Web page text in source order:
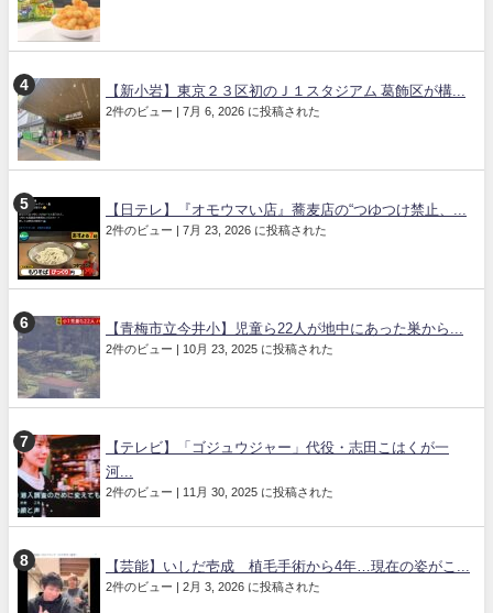
【新小岩】東京２３区初のＪ１スタジアム 葛飾区が構...
2件のビュー | 7月 6, 2026 に投稿された
【日テレ】『オモウマい店』蕎麦店の“つゆつけ禁止、...
2件のビュー | 7月 23, 2026 に投稿された
【青梅市立今井小】児童ら22人が地中にあった巣から...
2件のビュー | 10月 23, 2025 に投稿された
【テレビ】「ゴジュウジャー」代役・志田こはくが一
河...
2件のビュー | 11月 30, 2025 に投稿された
【芸能】いしだ壱成 植毛手術から4年…現在の姿がこ...
2件のビュー | 2月 3, 2026 に投稿された